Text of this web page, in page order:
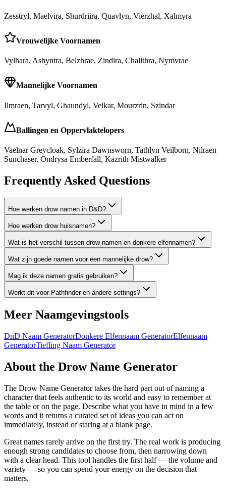
Zesstryl, Maelvira, Shurdriira, Quavlyn, Vierzhal, Xalmyra
Vrouwelijke Voornamen
Vylhara, Ashyntra, Belzhrae, Zindira, Chalithra, Nymvrae
Mannelijke Voornamen
Ilmraen, Tarvyl, Ghaundyl, Velkar, Mourzrin, Szindar
Ballingen en Oppervlaktelopers
Vaelnar Greycloak, Sylzira Dawnsworn, Tathlyn Veilborn, Nilraen
Sunchaser, Ondrysa Emberfall, Kazrith Mistwalker
Frequently Asked Questions
Hoe werken drow namen in D&D?
Hoe werken drow huisnamen?
Wat is het verschil tussen drow namen en donkere elfennamen?
Wat zijn goede namen voor een mannelijke drow?
Mag ik deze namen gratis gebruiken?
Werkt dit voor Pathfinder en andere settings?
Meer Naamgevingstools
DnD Naam GeneratorDonkere Elfennaam GeneratorElfennaam
GeneratorTiefling Naam Generator
About the Drow Name Generator
The Drow Name Generator takes the hard part out of naming a
character that feels authentic to its world and easy to remember at
the table or on the page. Describe what you have in mind in a few
words and it returns a curated set of ideas you can act on
immediately, instead of staring at a blank page.
Great names rarely arrive on the first try. The real work is producing
enough strong candidates to choose from, then narrowing down
with a clear head. This tool handles the first half — the volume and
variety — so you can spend your energy on the decision that
matters.